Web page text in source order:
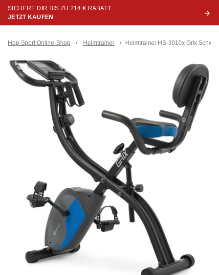
SICHERE DIR BIS ZU 214 € RABATT
JETZT KAUFEN
Hop-Sport Online-Shop / Heimtrainer / Heimtrainer HS-3010x Grix